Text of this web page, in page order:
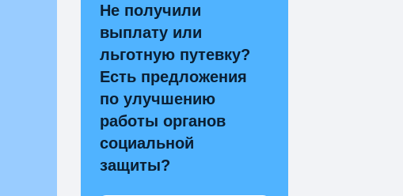
Не получили
выплату или
льготную путевку?
Есть предложения
по улучшению
работы органов
социальной
защиты?